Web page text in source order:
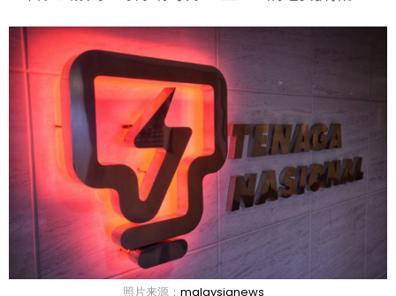
照片来源： malaysianews